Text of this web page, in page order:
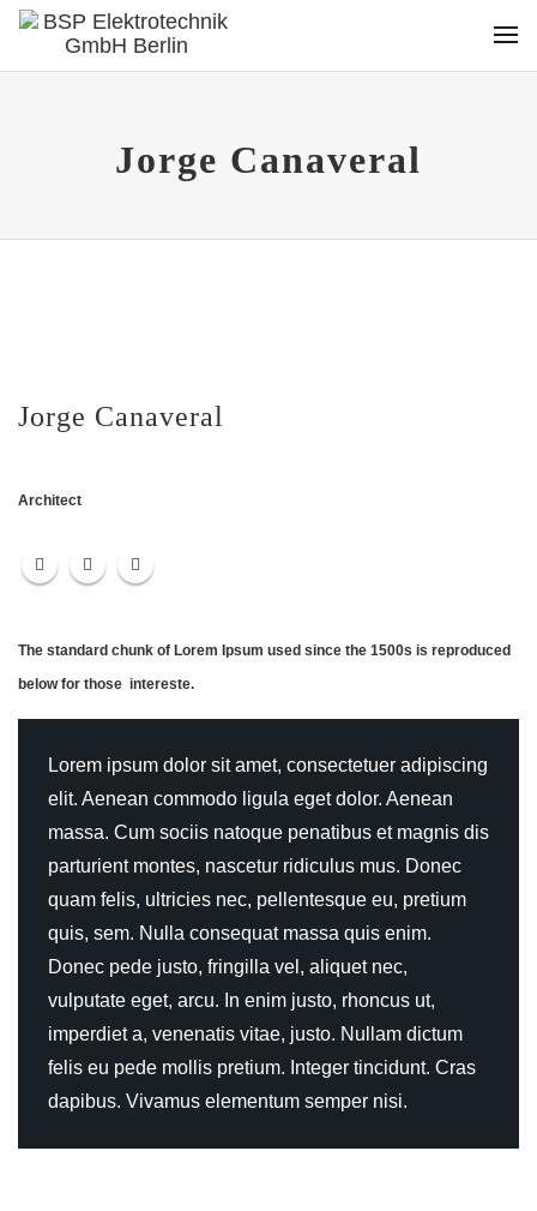
Jorge Canaveral
Jorge Canaveral
Architect
The standard chunk of Lorem Ipsum used since the 1500s is reproduced
below for those intereste.
Lorem ipsum dolor sit amet, consectetuer adipiscing
elit. Aenean commodo ligula eget dolor. Aenean
massa. Cum sociis natoque penatibus et magnis dis
parturient montes, nascetur ridiculus mus. Donec
quam felis, ultricies nec, pellentesque eu, pretium
quis, sem. Nulla consequat massa quis enim.
Donec pede justo, fringilla vel, aliquet nec,
vulputate eget, arcu. In enim justo, rhoncus ut,
imperdiet a, venenatis vitae, justo. Nullam dictum
felis eu pede mollis pretium. Integer tincidunt. Cras
dapibus. Vivamus elementum semper nisi.